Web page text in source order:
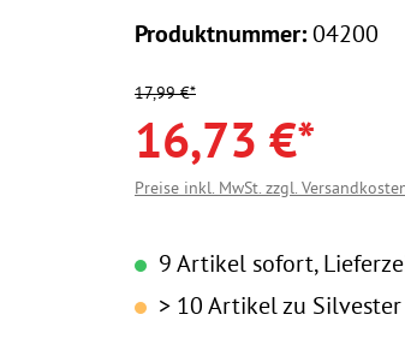
Produktnummer: 04200
17,99 €*
16,73 €*
Preise inkl. MwSt. zzgl.
9 Artikel sofort,
> 10 Artikel zu Silvester